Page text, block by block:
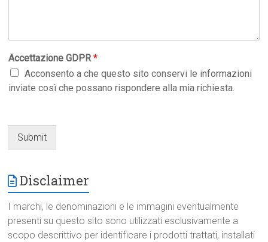
Accettazione GDPR*
Acconsento a che questo sito conservi le informazioni
inviate così che possano rispondere alla mia richiesta.
Submit
Disclaimer
I marchi, le denominazioni e le immagini eventualmente
presenti su questo sito sono utilizzati esclusivamente a
scopo descrittivo per identificare i prodotti trattati, installati